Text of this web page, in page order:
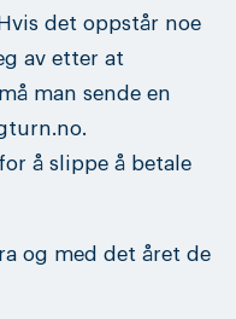
det oppstår noe
av etter at
man sende en
å slippe å betale
og med det året de